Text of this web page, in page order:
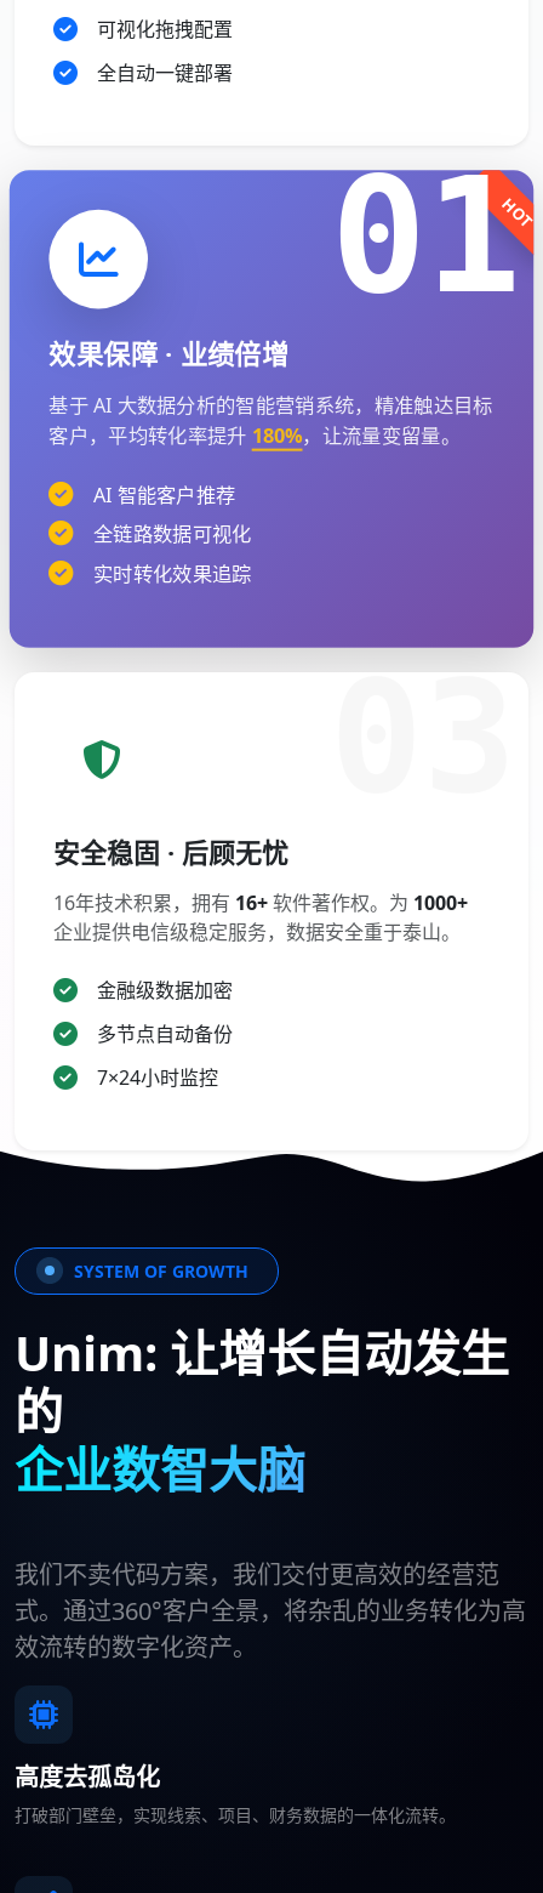
可视化拖拽配置
全自动一键部署
HOT
01
效果保障 · 业绩倍增
基于 AI 大数据分析的智能营销系统，精准触达目标
客户，平均转化率提升 180%，让流量变留量。
AI 智能客户推荐
全链路数据可视化
实时转化效果追踪
安全稳固 · 后顾无忧
16年技术积累，拥有 16+软件著作权。为 1000+
企业提供电信级稳定服务，数据安全重于泰山。
金融级数据加密
多节点自动备份
7×24小时监控
SYSTEM OF GROWTH
Unim: 让增长自动发生
的
企业数智大脑
我们不卖代码方案，我们交付更高效的经营范
式。通过360°客户全景，将杂乱的业务转化为高
效流转的数字化资产。
高度去孤岛化
打破部门壁垒，实现线索、项目、财务数据的一体化流转。